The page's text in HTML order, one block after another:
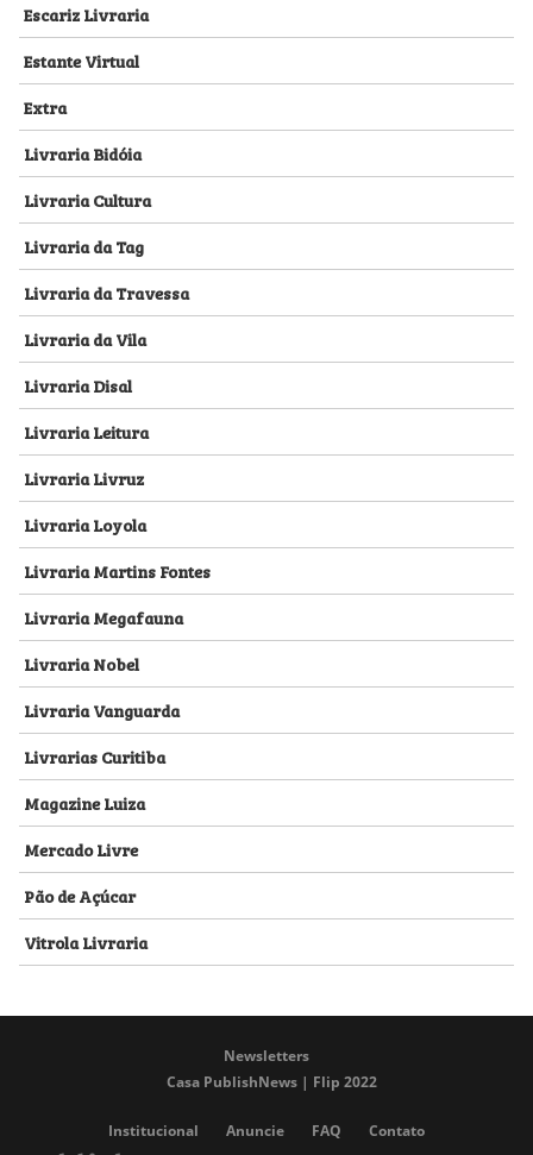
Escariz Livraria
Estante Virtual
Extra
Livraria Bidóia
Livraria Cultura
Livraria da Tag
Livraria da Travessa
Livraria da Vila
Livraria Disal
Livraria Leitura
Livraria Livruz
Livraria Loyola
Livraria Martins Fontes
Livraria Megafauna
Livraria Nobel
Livraria Vanguarda
Livrarias Curitiba
Magazine Luiza
Mercado Livre
Pão de Açúcar
Vitrola Livraria
Newsletters
Casa PublishNews | Flip 2022
Institucional Anuncie FAQ Contato